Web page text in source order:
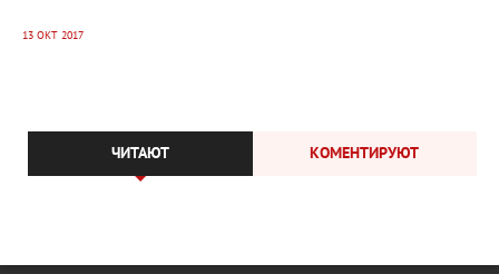
13 ОКТ 2017
ЧИТАЮТ КОМЕНТИРУЮТ